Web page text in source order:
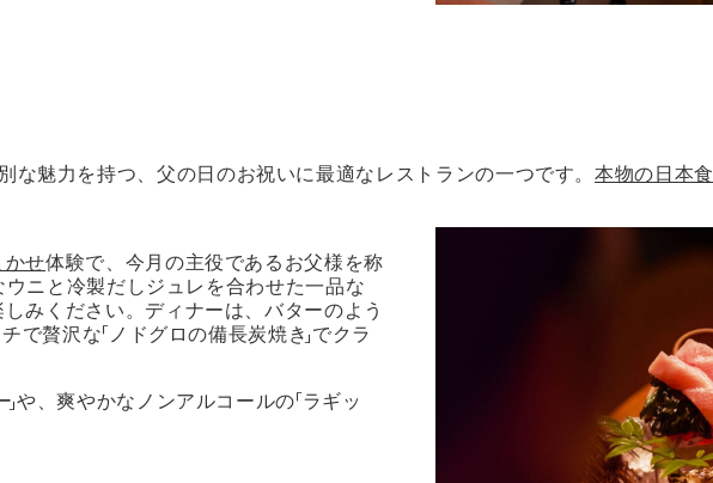
な魅力を持つ、父の日のお祝いに最適なレストランの一つです。本物の日本食
かせ体験で、今月の主役であるお父様を称
ウニと冷製だしジュレを合わせた一品な
みください。ディナーは、バターのよう
で贅沢な「ノドグロの備長炭焼き」でクラ
や、爽やかなノンアルコールの「ラギッ